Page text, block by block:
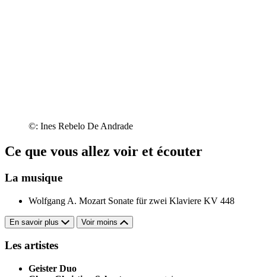
©: Ines Rebelo De Andrade
Ce que vous allez voir et écouter
La musique
Wolfgang A. Mozart Sonate für zwei Klaviere KV 448
En savoir plus Voir moins
Les artistes
Geister Duo